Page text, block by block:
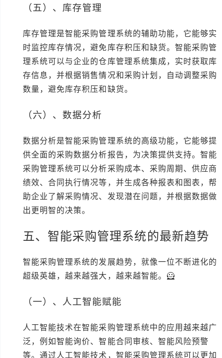
（五）、库存管理
库存管理是智能采购管理系统的辅助功能，它能够实
时监控库存情况，避免库存积压和缺货。智能采购管
理系统可以与企业的仓库管理系统集成，实时获取库
存信息，并根据销售情况和采购计划，自动调整采购
数量，避免库存积压和缺货。
（六）、数据分析
数据分析是智能采购管理系统的高级功能，它能够提
供全面的采购数据分析报告，为决策提供支持。智能
采购管理系统可以分析采购成本、采购周期、供应商
绩效、合同执行情况等，并生成各种报表和图表，帮
助企业了解采购情况、发现潜在问题，并根据数据做
出更明智的决策。
五、智能采购管理系统的最新趋势
智能采购管理系统的发展趋势，就像一位不断进化的
超级英雄，越来越强大，越来越智能。🦸
（一）、人工智能赋能
人工智能技术在智能采购管理系统中的应用越来越广
泛，例如智能询价、智能合同审核、智能风险预警
等。通过人工智能技术，智能采购管理系统可以更加